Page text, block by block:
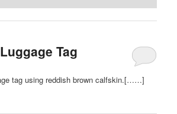
Tag
tag using reddish brown calfskin.[……]